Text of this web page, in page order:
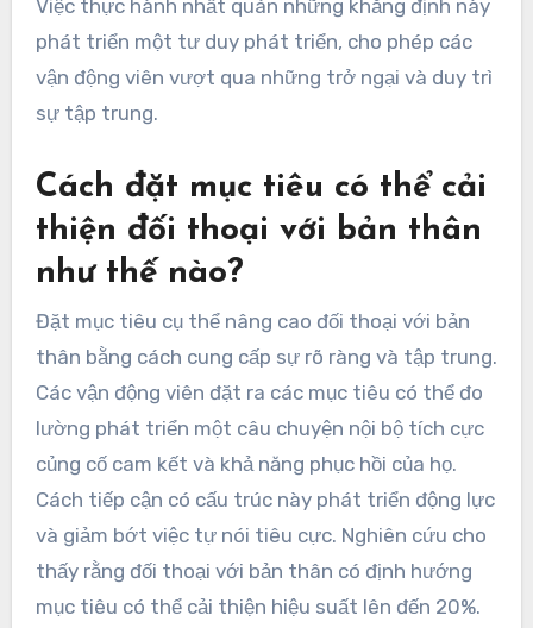
Việc thực hành nhất quán những khẳng định này
phát triển một tư duy phát triển, cho phép các
vận động viên vượt qua những trở ngại và duy trì
sự tập trung.
Cách đặt mục tiêu có thể cải
thiện đối thoại với bản thân
như thế nào?
Đặt mục tiêu cụ thể nâng cao đối thoại với bản
thân bằng cách cung cấp sự rõ ràng và tập trung.
Các vận động viên đặt ra các mục tiêu có thể đo
lường phát triển một câu chuyện nội bộ tích cực
củng cố cam kết và khả năng phục hồi của họ.
Cách tiếp cận có cấu trúc này phát triển động lực
và giảm bớt việc tự nói tiêu cực. Nghiên cứu cho
thấy rằng đối thoại với bản thân có định hướng
mục tiêu có thể cải thiện hiệu suất lên đến 20%.